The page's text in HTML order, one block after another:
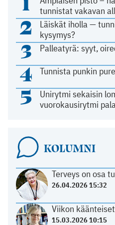
tunnistat vakavan
2
Läiskät iholla —
kysymys?
3 Palleatyrä: syyt,
4 Tunnista punkin
5
Unirytmi sekaisin
vuorokausirytmi
KOLUMNI
Terveys on osa
26.04.2026 15:32
Viikon
15.03.2026 10:15